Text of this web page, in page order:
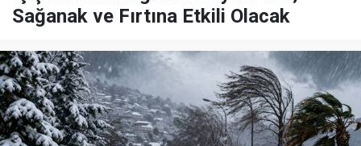
Sağanak ve Fırtına Etkili Olacak